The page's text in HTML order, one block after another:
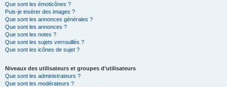
Que sont les émoticônes ?
Puis-je insérer des images ?
Que sont les annonces générales ?
Que sont les annonces ?
Que sont les notes ?
Que sont les sujets verrouillés ?
Que sont les icônes de sujet ?
Niveaux des utilisateurs et groupes d’utilisateurs
Que sont les administrateurs ?
Que sont les modérateurs ?